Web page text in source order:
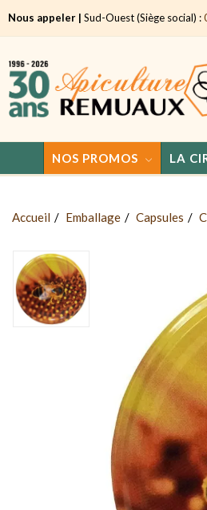
Nous appeler | Sud-Ouest (Siège social) :
NOS PROMOS LA
Accueil Emballage Capsules